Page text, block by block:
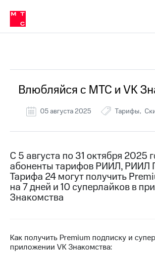
связь
Сервисы и подписки
30% на связь
кабинеты
Мобильная
и
Спутниковое
ТВ
Деньги
связь
Перенести
номер
в МТС
Тарифы
Роуминг
в МТС
Услуги
Роуминг
кабинет
Скачать
приложение
Мой
МТС
Акции
Тарифы
Влюбляйся с МТС и VK
05 августа 2025 Тарифы
С 5 августа по 31 октября 2025
абоненты тарифов РИИЛ, РИИЛ
Тарифа 24 могут получить
на 7 дней и 10 суперлайков в
Знакомства
Как получить Premium подписку и
приложении VK Знакомства: